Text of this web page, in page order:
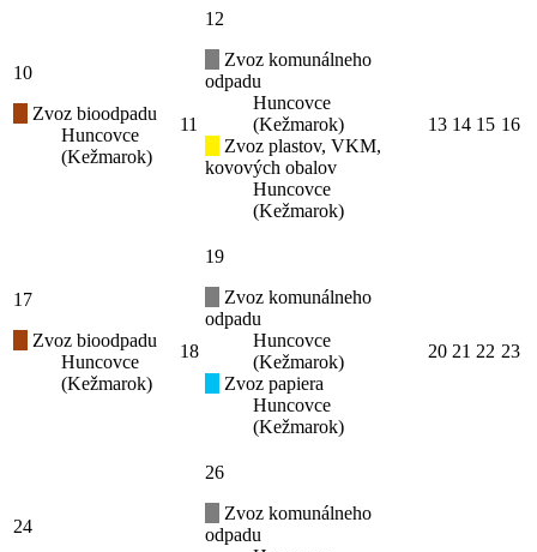
10
Zvoz bioodpadu
Huncovce
(Kežmarok)
11
12
Zvoz komunálneho
odpadu
Huncovce
(Kežmarok)
Zvoz plastov, VKM,
kovových obalov
Huncovce
(Kežmarok)
13 14 15 16
17
Zvoz bioodpadu
Huncovce
(Kežmarok)
18
19
Zvoz komunálneho
odpadu
Huncovce
(Kežmarok)
Zvoz papiera
Huncovce
(Kežmarok)
20 21 22 23
24
26
Zvoz komunálneho
odpadu